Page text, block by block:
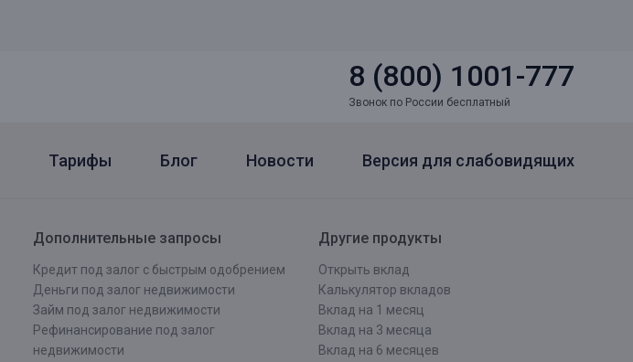
8 (800) 1001-777
Звонок по России бесплатный
Тарифы Блог Новости Версия для слабовидящих
Дополнительные запросы
Кредит под залог с быстрым одобрением
Деньги под залог недвижимости
Займ под залог недвижимости
Рефинансирование под залог
недвижимости
Другие продукты
Открыть вклад
Калькулятор вкладов
Вклад на 1 месяц
Вклад на 3 месяца
Вклад на 6 месяцев